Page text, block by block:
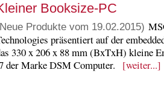
Booksize-PC
Produkte vom 19.02.2015)
präsentiert auf der
330 x 206 x 88 mm (BxTxH) kleine
der Marke DSM Computer. [weiter...]